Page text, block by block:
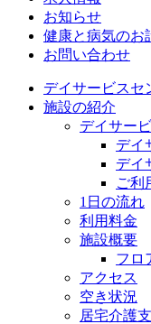
お知らせ
健康と病気のお
お問い合わせ
デイサービスセ
施設の紹介
デイサー
デイ
デイ
ご利
1日の流れ
利用料金
施設概要
フロ
アクセス
空き状況
居宅介護